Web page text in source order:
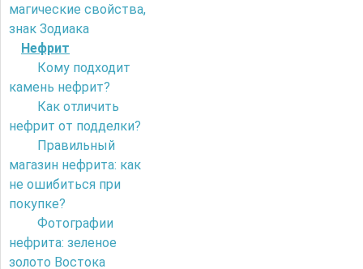
магические свойства,
знак Зодиака
Нефрит
Кому подходит
камень нефрит?
Как отличить
нефрит от подделки?
Правильный
магазин нефрита: как
не ошибиться при
покупке?
Фотографии
нефрита: зеленое
золото Востока